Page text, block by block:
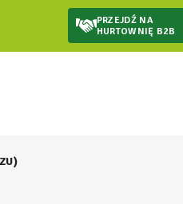
PRZEJDŹ NA
HURTOWNIĘ B2B